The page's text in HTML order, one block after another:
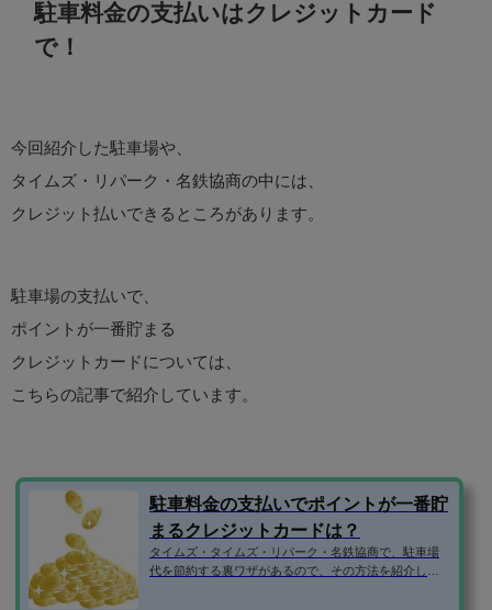
駐車料金の支払いはクレジットカード
で！
今回紹介した駐車場や、
タイムズ・リパーク・名鉄協商の中には、
クレジット払いできるところがあります。
駐車場の支払いで、
ポイントが一番貯まる
クレジットカードについては、
こちらの記事で紹介しています。
駐車料金の支払いでポイントが一番貯
まるクレジットカードは？
タイムズ・タイムズ・リパーク・名鉄協商で、駐車場
代を節約する裏ワザがあるので、その方法を紹介しま